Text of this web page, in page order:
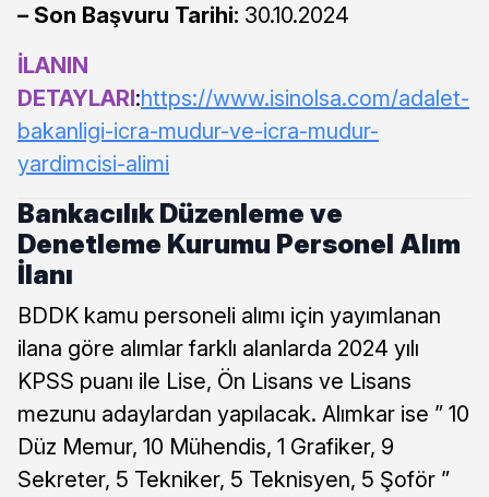
– Son Başvuru Tarihi: 30.10.2024
İLANIN
DETAYLARI:https://www.isinolsa.com/adalet-
bakanligi-icra-mudur-ve-icra-mudur-
yardimcisi-alimi
Bankacılık Düzenleme ve
Denetleme Kurumu Personel Alım
İlanı
BDDK kamu personeli alımı için yayımlanan
ilana göre alımlar farklı alanlarda 2024 yılı
KPSS puanı ile Lise, Ön Lisans ve Lisans
mezunu adaylardan yapılacak. Alımkar ise ” 10
Düz Memur, 10 Mühendis, 1 Grafiker, 9
Sekreter, 5 Tekniker, 5 Teknisyen, 5 Şoför ”